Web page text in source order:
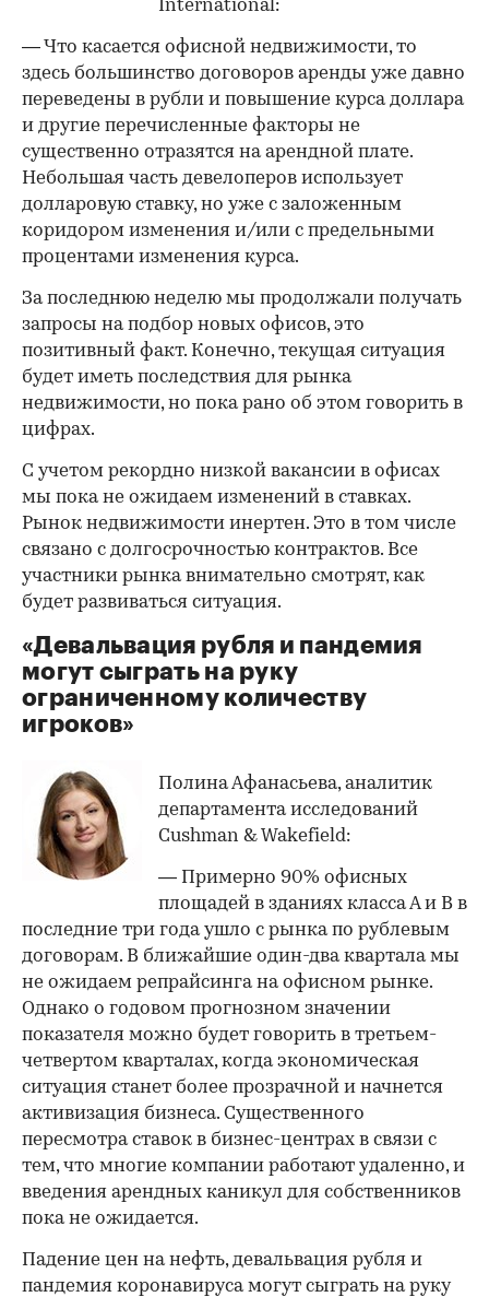
International:
— Что касается офисной недвижимости, то
здесь большинство договоров аренды уже давно
переведены в рубли и повышение курса доллара
и другие перечисленные факторы не
существенно отразятся на арендной плате.
Небольшая часть девелоперов использует
долларовую ставку, но уже с заложенным
коридором изменения и/или с предельными
процентами изменения курса.
За последнюю неделю мы продолжали получать
запросы на подбор новых офисов, это
позитивный факт. Конечно, текущая ситуация
будет иметь последствия для рынка
недвижимости, но пока рано об этом говорить в
цифрах.
С учетом рекордно низкой вакансии в офисах
мы пока не ожидаем изменений в ставках.
Рынок недвижимости инертен. Это в том числе
связано с долгосрочностью контрактов. Все
участники рынка внимательно смотрят, как
будет развиваться ситуация.
«Девальвация рубля и пандемия
могут сыграть на руку
ограниченному количеству
игроков»
Полина Афанасьева, аналитик
департамента исследований
Cushman & Wakefield:
— Примерно 90% офисных
площадей в зданиях класса А и В в
последние три года ушло с рынка по рублевым
договорам. В ближайшие один-два квартала мы
не ожидаем репрайсинга на офисном рынке.
Однако о годовом прогнозном значении
показателя можно будет говорить в третьем-
четвертом кварталах, когда экономическая
ситуация станет более прозрачной и начнется
активизация бизнеса. Существенного
пересмотра ставок в бизнес-центрах в связи с
тем, что многие компании работают удаленно, и
введения арендных каникул для собственников
пока не ожидается.
Падение цен на нефть, девальвация рубля и
пандемия коронавируса могут сыграть на руку